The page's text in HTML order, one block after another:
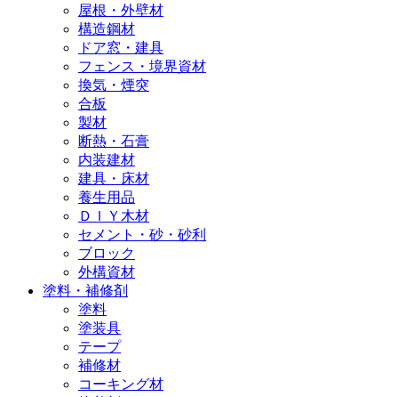
屋根・外壁材
構造鋼材
ドア窓・建具
フェンス・境界資材
換気・煙突
合板
製材
断熱・石膏
内装建材
建具・床材
養生用品
ＤＩＹ木材
セメント・砂・砂利
ブロック
外構資材
塗料・補修剤
塗料
塗装具
テープ
補修材
コーキング材